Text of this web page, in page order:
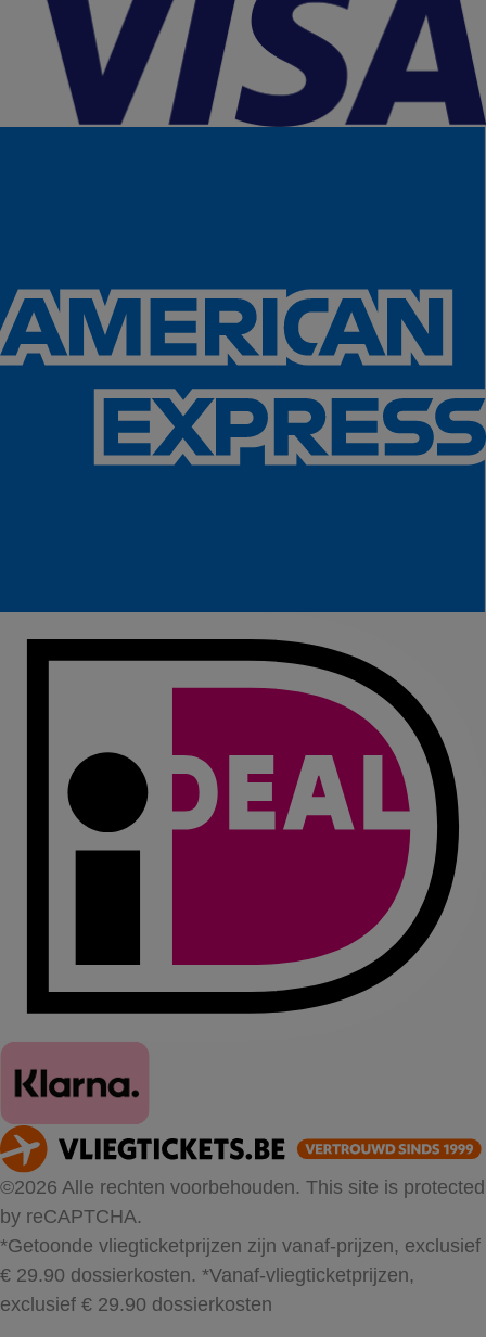
©2026 Alle rechten voorbehouden. This site is protected
by reCAPTCHA.
*Getoonde vliegticketprijzen zijn vanaf-prijzen, exclusief
€ 29.90 dossierkosten. *Vanaf-vliegticketprijzen,
exclusief € 29.90 dossierkosten